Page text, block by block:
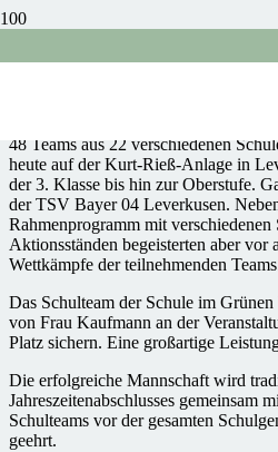
48 Teams aus 22 verschiedenen
heute auf der Kurt-Rieß-Anlage in
der 3. Klasse bis hin zur Oberstufe.
der TSV Bayer 04 Leverkusen.
Rahmenprogramm mit verschiedenen
Aktionsständen begeisterten aber vor
Wettkämpfe der teilnehmenden
Das Schulteam der Schule im
von Frau Kaufmann an der
Platz sichern. Eine großartige
Die erfolgreiche Mannschaft wird
Jahreszeitenabschlusses gemeinsam
Schulteams vor der gesamten
geehrt.